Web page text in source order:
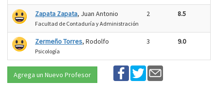
Zapata Zapata, Juan Antonio
Facultad de Contaduría y Administración
2 8.5
Zermeño Torres, Rodolfo
Psicología
3 9.0
Agrega un Nuevo Profesor